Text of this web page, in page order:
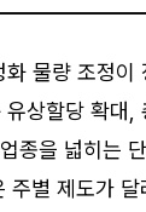
물량 조정
상할당 확대
종을 넓히는
주별 제도가